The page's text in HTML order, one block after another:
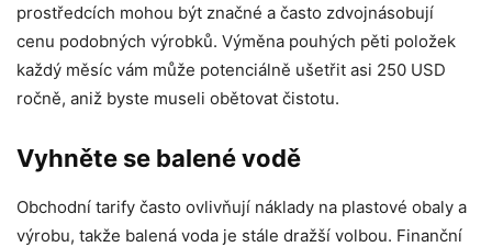
prostředcích mohou být značné a často zdvojnásobují
cenu podobných výrobků. Výměna pouhých pěti položek
každý měsíc vám může potenciálně ušetřit asi 250 USD
ročně, aniž byste museli obětovat čistotu.
Vyhněte se balené vodě
Obchodní tarify často ovlivňují náklady na plastové obaly a
výrobu, takže balená voda je stále dražší volbou. Finanční